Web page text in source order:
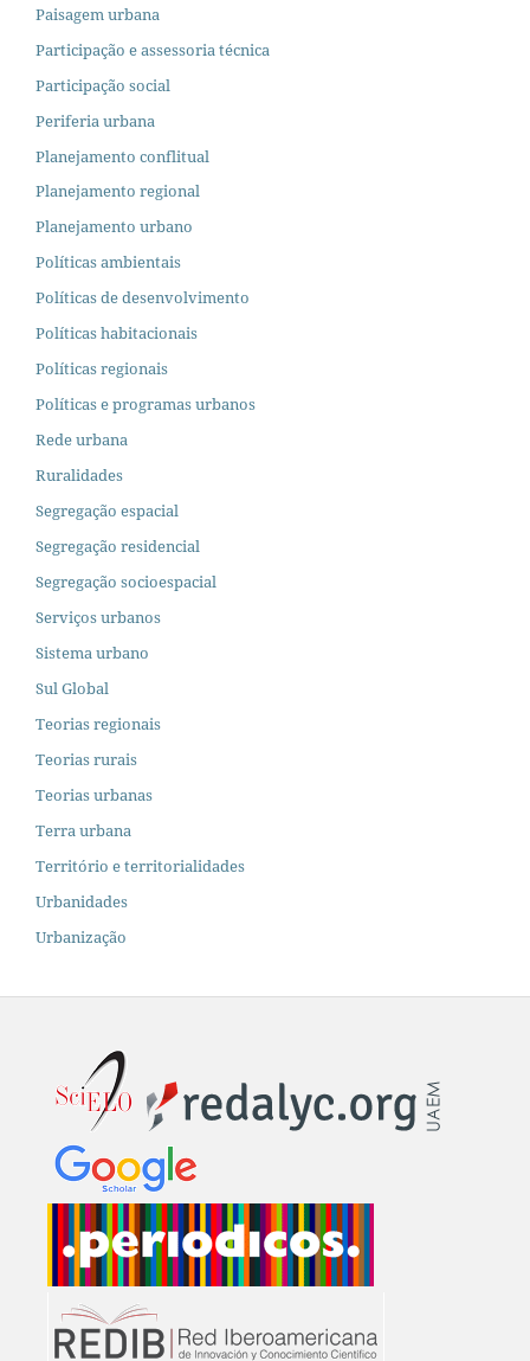
Paisagem urbana
Participação e assessoria técnica
Participação social
Periferia urbana
Planejamento conflitual
Planejamento regional
Planejamento urbano
Políticas ambientais
Políticas de desenvolvimento
Políticas habitacionais
Políticas regionais
Políticas e programas urbanos
Rede urbana
Ruralidades
Segregação espacial
Segregação residencial
Segregação socioespacial
Serviços urbanos
Sistema urbano
Sul Global
Teorias regionais
Teorias rurais
Teorias urbanas
Terra urbana
Território e territorialidades
Urbanidades
Urbanização